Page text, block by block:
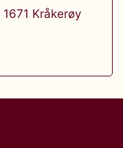
1671 Kråkerøy